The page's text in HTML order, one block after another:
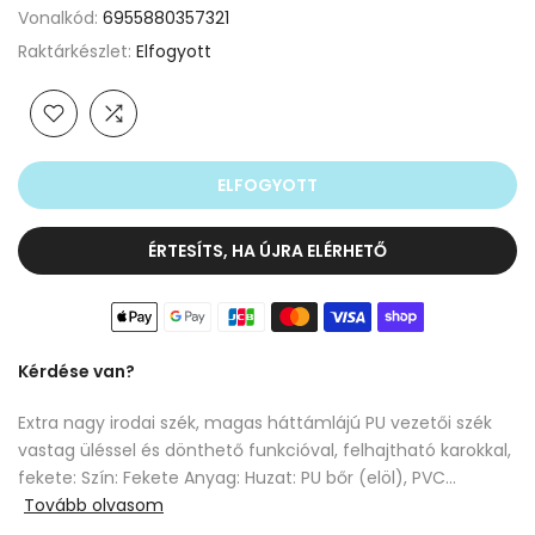
Vonalkód: 6955880357321
Raktárkészlet: Elfogyott
ELFOGYOTT
ÉRTESÍTS, HA ÚJRA ELÉRHETŐ
Kérdése van?
Extra nagy irodai szék, magas háttámlájú PU vezetői szék
vastag üléssel és dönthető funkcióval, felhajtható karokkal,
fekete: Szín: Fekete Anyag: Huzat: PU bőr (elöl), PVC...
Tovább olvasom